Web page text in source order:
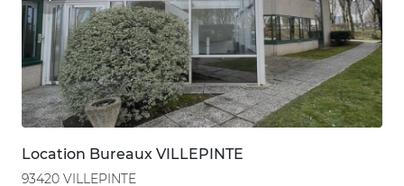
Location Bureaux VILLEPINTE
93420 VILLEPINTE